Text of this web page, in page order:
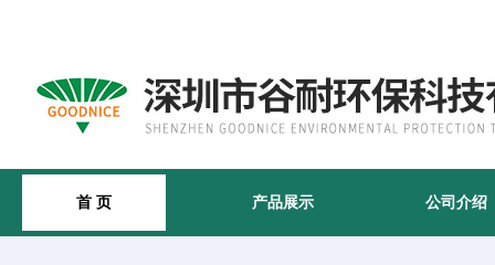
首 页 产品展示 公司介绍